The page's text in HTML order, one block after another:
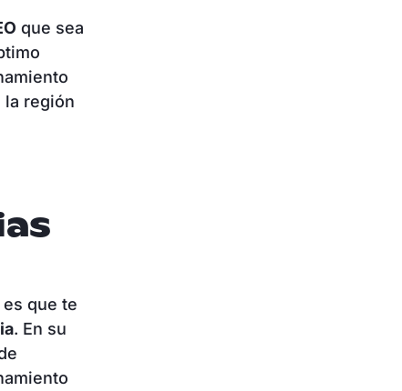
que sea
la región
que te
. En su